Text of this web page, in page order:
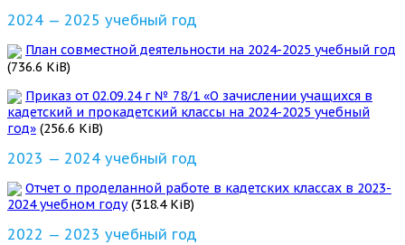
2024 — 2025 учебный год
План совместной деятельности на 2024-2025 учебный год
(736.6 KiB)
Приказ от 02.09.24 г № 78/1 «О зачислении учащихся в
кадетский и прокадетский классы на 2024-2025 учебный
год» (256.6 KiB)
2023 — 2024 учебный год
Отчет о проделанной работе в кадетских классах в 2023-
2024 учебном году(318.4 KiB)
2022 — 2023 учебный год